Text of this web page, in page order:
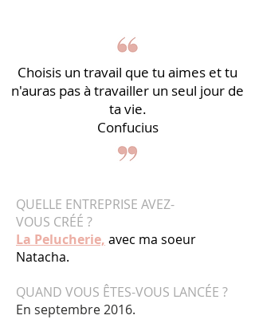
QUELLE ENTREPRISE AVEZ-
VOUS CRÉÉ ?
La Pelucherie, avec ma soeur
Natacha.
QUAND VOUS ÊTES-VOUS LANCÉE ?
En septembre 2016.
Choisis un travail que tu aimes et tu
n'auras pas à travailler un seul jour de
ta vie.
Confucius